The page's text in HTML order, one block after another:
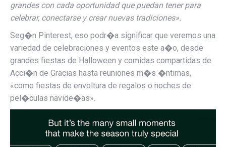
grandes con cada oportunidad que puedan tener para
celebrar, conectarse y crear nuevas tradiciones».
Seg�n Pinterest, eso podr�a significar que veremos una
variedad de celebraciones y eventos este a�o, desde
grandes fiestas de Halloween y comidas compartidas de
Acci�n de Gracias hasta reuniones m�s �ntimas,
«como fiestas de envoltura de regalos o noches de
pel�culas navide�as».